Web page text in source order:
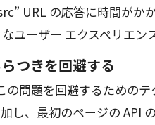
URL の応答に時間がか
ユーザー エクスペリエン
つきを回避する
の問題を回避するための
し、最初のページの API